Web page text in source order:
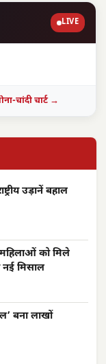
LIVE
चांदी चार्ट →
उड़ानें बहाल
को मिले
मिसाल
बना लाखों